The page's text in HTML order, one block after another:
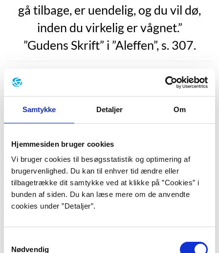
Samtykke Detaljer Om
Hjemmesiden bruger cookies
Vi bruger cookies til besøgsstatistik og optimering af
brugervenlighed. Du kan til enhver tid ændre eller
tilbagetrække dit samtykke ved at klikke på ”Cookies” i
bunden af siden. Du kan læse mere om de anvendte
cookies under ”Detaljer”.
Nødvendig
gå tilbage, er uendelig, og du vil dø,
inden du virkelig er vågnet.”
”Gudens Skrift” i ”Aleffen”, s. 307.
Jorge Francisco Isidoro Luis Borges blev født d. 24.
august 1899 og voksede op i et middelklassehjem i
begyndte sin søgen efter de mange krydsflettende
hjemmet stod farens bogreoler i lange rækker som
klassikere. Værker som senere skulle blive nærende
inspirationskilder for Borges: ”Hvis nogen spurgte
mig, hvad den vigtigste begivenhed i mit liv har været,
så ville jeg sige min fars bibliotek, ” skrev han i The
New Yorker i 1970 (Jorge Luis Borges:
Autobiographical Notes. The New Yorker. 2014-07-